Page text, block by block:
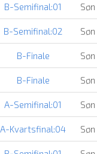
B-Semifinal:01 Søn
B-Semifinal:02 Søn
B-Finale Søn
B-Finale Søn
A-Semifinal:01 Søn
A-Kvartsfinal:04 Søn